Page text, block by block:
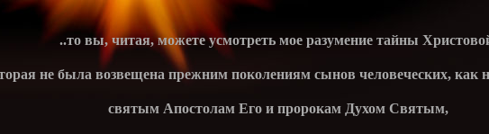
..то вы, читая, можете усмотреть мое разумение тайны
не была возвещена прежним поколениям сынов человеческих, как
святым Апостолам Его и пророкам Духом Святым,